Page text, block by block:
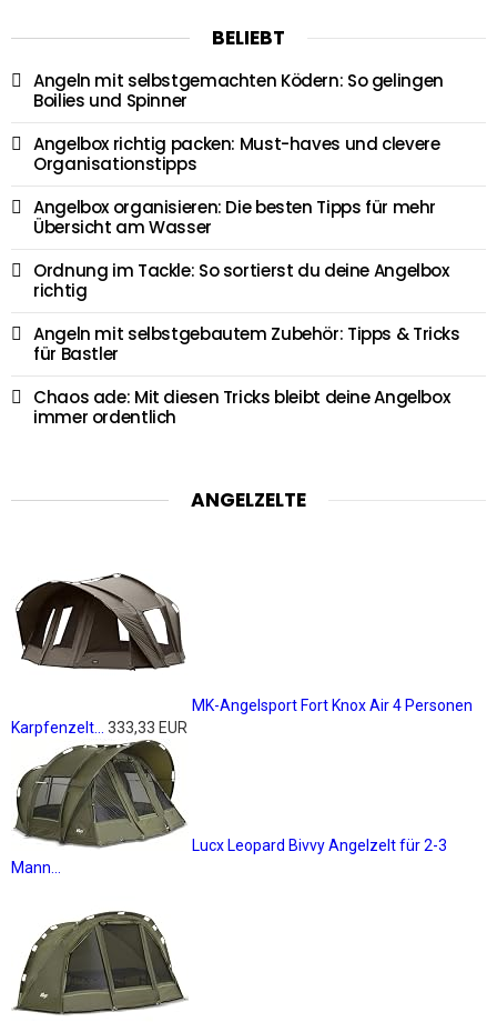
BELIEBT
Angeln mit selbstgemachten Ködern: So gelingen
Boilies und Spinner
Angelbox richtig packen: Must-haves und clevere
Organisationstipps
Angelbox organisieren: Die besten Tipps für mehr
Übersicht am Wasser
Ordnung im Tackle: So sortierst du deine Angelbox
richtig
Angeln mit selbstgebautem Zubehör: Tipps & Tricks
für Bastler
Chaos ade: Mit diesen Tricks bleibt deine Angelbox
immer ordentlich
ANGELZELTE
MK-Angelsport Fort Knox Air 4 Personen
Karpfenzelt...
333,33 EUR
Lucx Leopard Bivvy Angelzelt für 2-3
Mann...